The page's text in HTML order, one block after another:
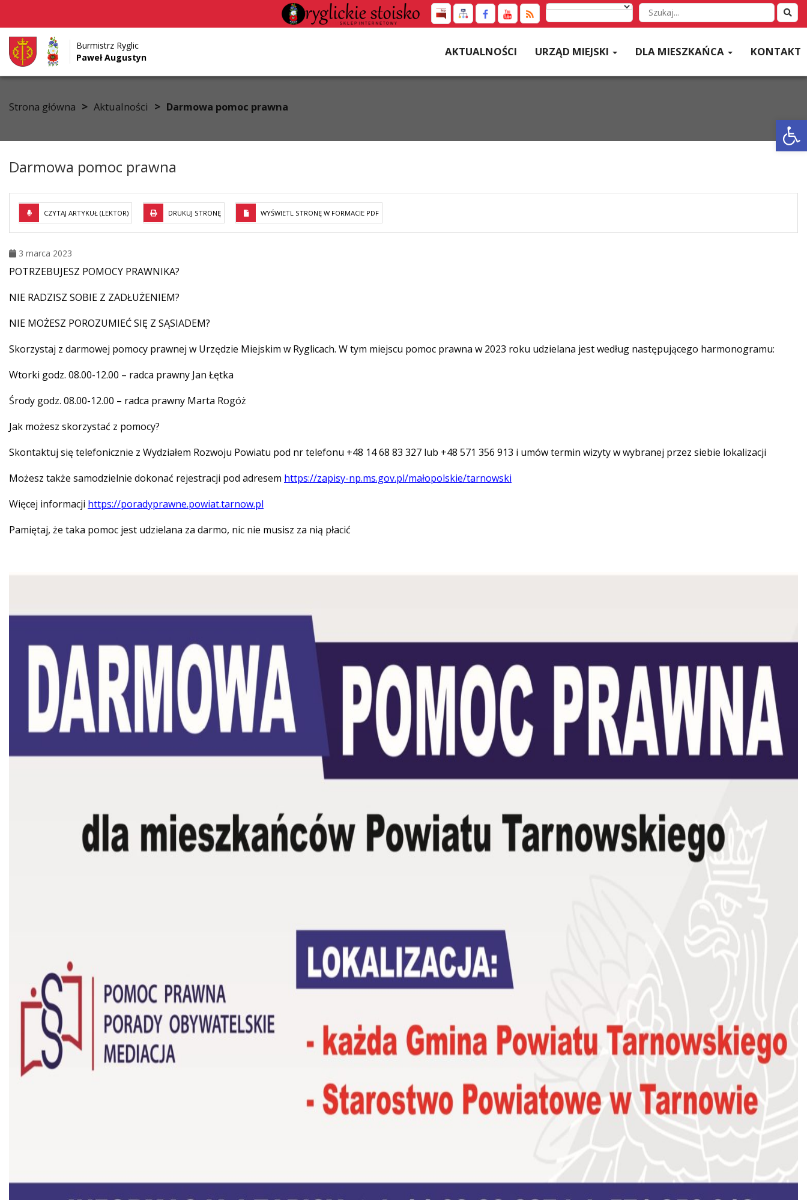
Przejdź do menu
Przejdź do głównej treści strony
Przejdź do stopki strony
Wyszukaj
w
Burmistrz Ryglic
Paweł Augustyn
AKTUALNOŚCI URZĄD MIEJSKI DLA MIESZKAŃCA KONTAKT
Strona główna > Aktualności > Darmowa pomoc prawna
Darmowa pomoc prawna
CZYTAJ ARTYKUŁ (LEKTOR) DRUKUJ STRONĘ WYŚWIETL STRONĘ W FORMACIE PDF
3 marca 2023
POTRZEBUJESZ POMOCY PRAWNIKA?
NIE RADZISZ SOBIE Z ZADŁUŻENIEM?
NIE MOŻESZ POROZUMIEĆ SIĘ Z SĄSIADEM?
Skorzystaj z darmowej pomocy prawnej w Urzędzie Miejskim w Ryglicach. W tym miejscu pomoc prawna w 2023 roku udzielana jest według następującego harmonogramu:
Wtorki godz. 08.00-12.00 – radca prawny Jan Łętka
Środy godz. 08.00-12.00 – radca prawny Marta Rogóż
Jak możesz skorzystać z pomocy?
Skontaktuj się telefonicznie z Wydziałem Rozwoju Powiatu pod nr telefonu +48 14 68 83 327 lub +48 571 356 913 i umów termin wizyty w wybranej przez siebie lokalizacji
Możesz także samodzielnie dokonać rejestracji pod adresem https://zapisy-np.ms.gov.pl/małopolskie/tarnowski
Więcej informacji https://poradyprawne.powiat.tarnow.pl
Pamiętaj, że taka pomoc jest udzielana za darmo, nic nie musisz za nią płacić